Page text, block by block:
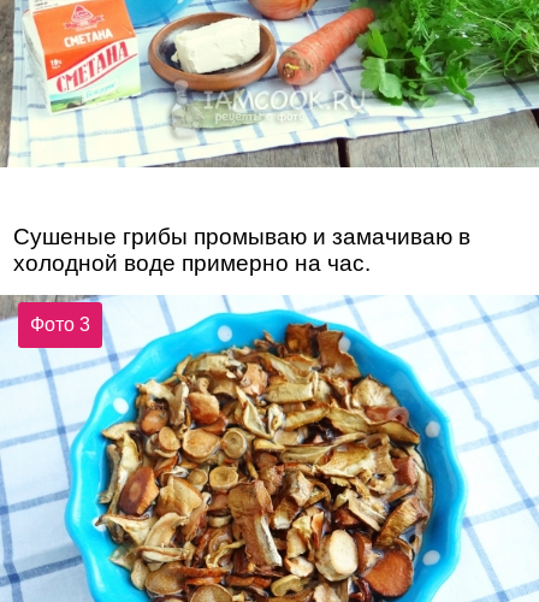
Сушеные грибы промываю и замачиваю в
холодной воде примерно на час.
Фото 3